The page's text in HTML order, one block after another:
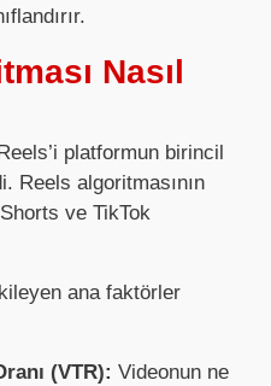
Nasıl
platformun birincil
Reels algoritmasının
ve TikTok
ana faktörler
(VTR): Videonun ne